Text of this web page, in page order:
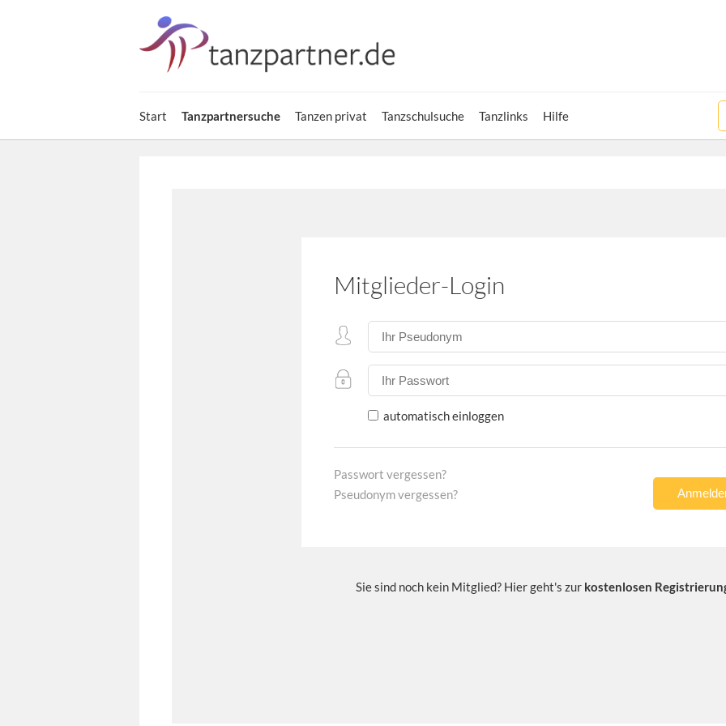
Start Tanzpartnersuche Tanzen privat Tanzschulsuche Tanzlinks Hilfe
Mitglieder-Login
automatisch einloggen
Passwort vergessen?
Pseudonym vergessen?
Sie sind noch kein Mitglied? Hier geht's zur kostenlosen